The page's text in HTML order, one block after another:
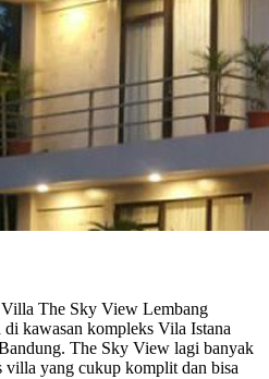
The Sky View Lembang
kawasan kompleks Vila Istana
The Sky View lagi banyak
yang cukup komplit dan bisa